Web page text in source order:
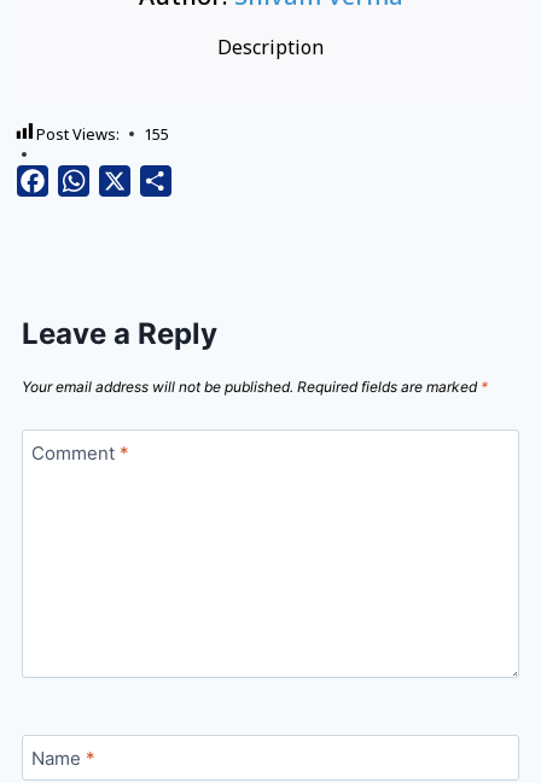
Description
Post Views: 155
FacebookWhatsApp
Leave a Reply
Your email address will not be published. Required fields are marked *
Comment *
Name *